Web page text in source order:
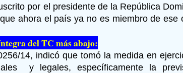
por el presidente de la República
ahora el país ya no es miembro de ese
del TC más abajo:
14, indicó que tomó la medida en
y legales, específicamente la